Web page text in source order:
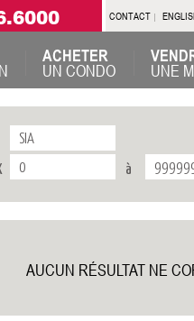
CONTACT
ACHETER
UN CONDO UNE
à
AUCUN RÉSULTAT NE